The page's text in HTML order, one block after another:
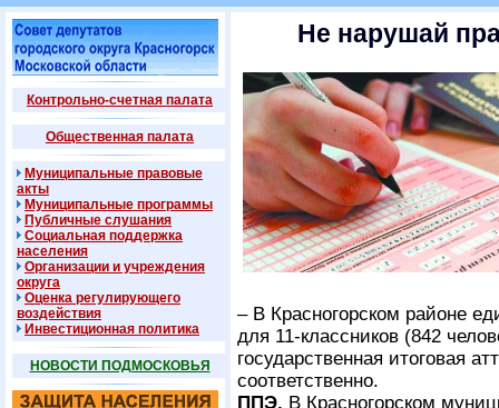
Контрольно-счетная палата
Общественная палата
Муниципальные правовые
акты
Муниципальные программы
Публичные слушания
Социальная поддержка
населения
Организации и учреждения
округа
Оценка регулирующего
воздействия
Инвестиционная политика
НОВОСТИ ПОДМОСКОВЬЯ
Не нарушай
– В Красногорском районе
для 11-классников (842
государственная итоговая
соответственно.
ППЭ. В Красногорском